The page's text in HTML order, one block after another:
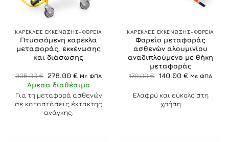
ΚΑΡΕΚΛΕΣ ΕΚΚΕΝΩΣΗΣ-ΦΟΡΕΙΑ
Πτυσσόμενη καρέκλα
μεταφοράς, εκκένωσης
και διάσωσης
335.00€ Original
price
was:
335.00 €.
278.00€ Η
τιμή
είναι:
278.00 €.
Με ΦΠΑ
Άμεσα διαθέσιμο
Για τη μεταφορά ασθενών
σε καταστάσεις έκτακτης
ανάγκης.
ΚΑΡΕΚΛΕΣ ΕΚΚΕΝΩΣΗΣ-ΦΟΡΕΙΑ
Φορείο μεταφοράς
ασθενών αλουμινίου
αναδιπλούμενο με θήκη
μεταφοράς
170.00€ Original
170.00 €.
140.00 €Η
είναι:
140.00 €.
Με ΦΠΑ
Ελαφρύ και εύκολο στη
χρήση